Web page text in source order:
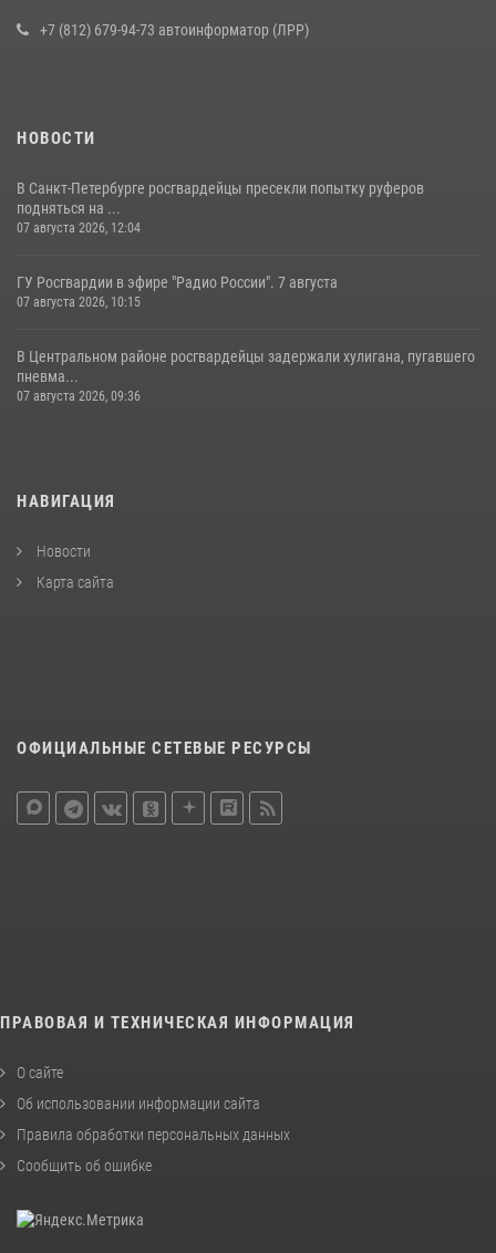
+7 (812) 679-94-73 автоинформатор (ЛРР)
НОВОСТИ
В Санкт-Петербурге росгвардейцы пресекли попытку руферов
подняться на ...
07 августа 2026, 12:04
ГУ Росгвардии в эфире "Радио России". 7 августа
07 августа 2026, 10:15
В Центральном районе росгвардейцы задержали хулигана, пугавшего
пневма...
07 августа 2026, 09:36
НАВИГАЦИЯ
Новости
Карта сайта
ОФИЦИАЛЬНЫЕ СЕТЕВЫЕ РЕСУРСЫ
ПРАВОВАЯ И ТЕХНИЧЕСКАЯ ИНФОРМАЦИЯ
О сайте
Об использовании информации сайта
Правила обработки персональных данных
Сообщить об ошибке